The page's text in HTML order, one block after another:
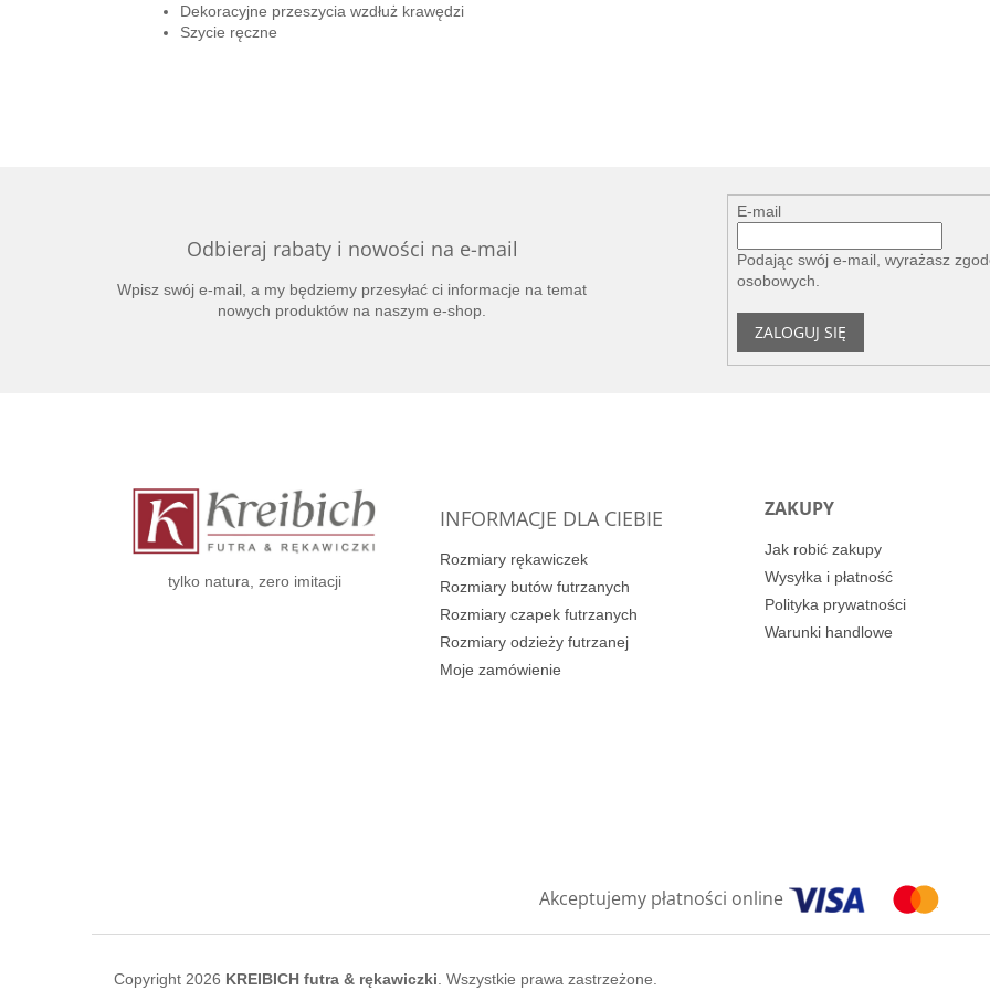
Dekoracyjne przeszycia wzdłuż krawędzi
Szycie ręczne
Odbieraj rabaty i nowości na e-mail
Wpisz swój e-mail, a my będziemy przesyłać ci informacje na temat
nowych produktów na naszym e-shop.
E-mail
Podając swój e-mail, wyrażasz
osobowych.
ZALOGUJ SIĘ
tylko natura, zero imitacji
INFORMACJE DLA CIEBIE
Rozmiary rękawiczek
Rozmiary butów futrzanych
Rozmiary czapek futrzanych
Rozmiary odzieży futrzanej
Moje zamówienie
ZAKUPY
Jak robić zakupy
Wysyłka i płatność
Polityka prywatności
Warunki handlowe
Akceptujemy płatności online
Copyright 2026 KREIBICH futra & rękawiczki . Wszystkie prawa zastrzeżone.